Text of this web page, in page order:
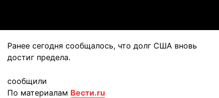
Ранее сегодня сообщалось, что долг США вновь
достиг предела.
сообщили
По материалам Вести.ru